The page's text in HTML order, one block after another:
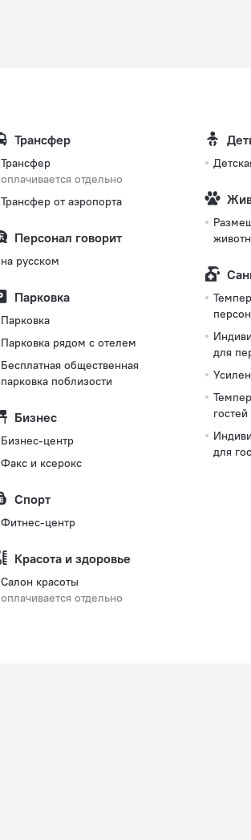
Трансфер
Трансфер
оплачивается отдельно
Трансфер от аэропорта
Персонал говорит
на русском
Парковка
Парковка
Парковка рядом с отелем
Бесплатная общественная
парковка поблизости
Бизнес
Бизнес-центр
Факс и ксерокс
Спорт
Фитнес-центр
Красота и здоровье
Салон красоты
оплачивается отдельно
для
гостей
для